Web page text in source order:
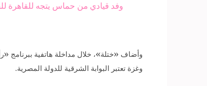
وفد قيادي من حماس يتجه للقاهرة
وغزة تعتبر البوابة الشرقية للدولة المصرية.